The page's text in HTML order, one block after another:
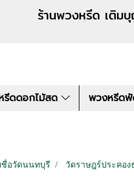
ญ สั่งพวงห
รีดดอกไม้สด พวงหรีด
ชื่อวัดนนทบุรี วัดราษฎร์ประคอง